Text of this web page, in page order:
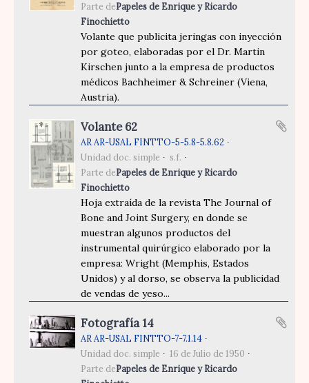
Parte dePapeles de Enrique y Ricardo
Finochietto
Volante que publicita jeringas con inyección
por goteo, elaboradas por el Dr. Martin
Kirschen junto a la empresa de productos
médicos Bachheimer & Schreiner (Viena,
Austria).
Volante 62
AR AR-USAL FINTTO-5-5.8-5.8.62
Unidad doc. simple
s.f.
Parte dePapeles de Enrique y Ricardo
Finochietto
Hoja extraída de la revista The Journal of
Bone and Joint Surgery, en donde se
muestran algunos productos del
instrumental quirúrgico elaborado por la
empresa: Wright (Memphis, Estados
Unidos) y al dorso, se observa la publicidad
de vendas de yeso...
Fotografía 14
AR AR-USAL FINTTO-7-7.1.14
Unidad doc. simple
16 de Julio de 1950
Parte dePapeles de Enrique y Ricardo